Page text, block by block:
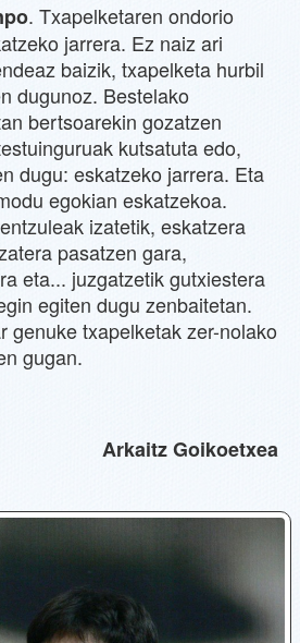
. Txapelketaren ondorio
jarrera. Ez naiz ari
baizik, txapelketa hurbil
dugunoz. Bestelako
bertsoarekin gozatzen
kutsatuta edo,
dugu: eskatzeko jarrera. Eta
egokian eskatzekoa.
izatetik, eskatzera
pasatzen gara,
eta... juzgatzetik gutxiestera
egiten dugu zenbaitetan.
genuke txapelketak zer-nolako
gugan.
Arkaitz Goikoetxea